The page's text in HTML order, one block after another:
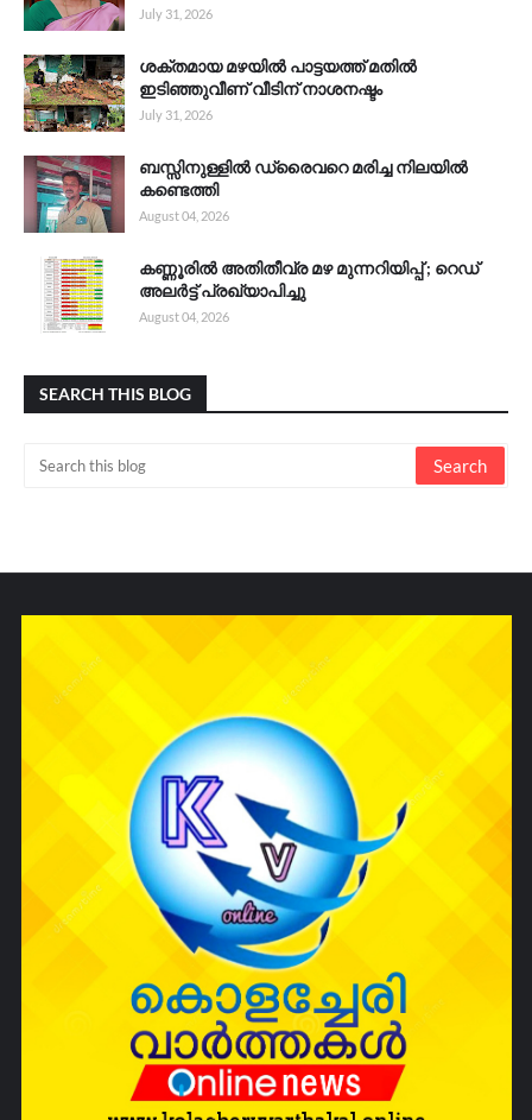
July 31, 2026
ശക്തമായ മഴയിൽ പാട്ടയത്ത് മതിൽ
ഇടിഞ്ഞുവീണ് വീടിന് നാശനഷ്ടം
July 31, 2026
ബസ്സിനുള്ളിൽ ഡ്രൈവറെ മരിച്ച നിലയിൽ
കണ്ടെത്തി
August 04, 2026
കണ്ണൂരിൽ അതിതീവ്ര മഴ മുന്നറിയിപ്പ് ; റെഡ്
അലർട്ട് പ്രഖ്യാപിച്ചു
August 04, 2026
SEARCH THIS BLOG